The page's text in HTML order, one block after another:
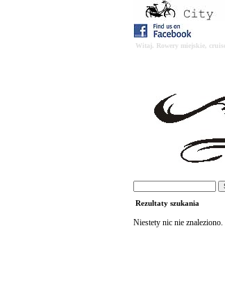
Witaj. Rowery miejskie,
Rezultaty szukania
Niestety nic nie znaleziono.